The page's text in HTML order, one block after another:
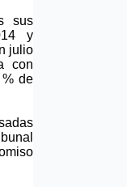
sus
y
julio
con
de